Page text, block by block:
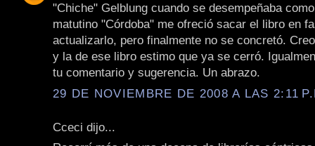
"Chiche" Gelblung cuando se desempeñaba
matutino "Córdoba" me ofreció sacar el libro en
actualizarlo, pero finalmente no se concretó.
y la de ese libro estimo que ya se cerró.
tu comentario y sugerencia. Un abrazo.
29 DE NOVIEMBRE DE 2008 A LAS 2:11
Cceci dijo...